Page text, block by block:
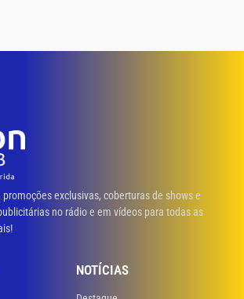
exclusivas, coberturas de shows e
no rádio e em vídeos para todas as
NOTÍCIAS